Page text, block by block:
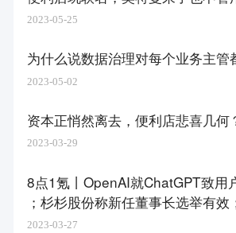
2023-05-25
为什么说数据治理对每个业务主管
2023-05-02
资本正悄然离去，便利店悲喜几何
2023-03-29
8点1氪丨​OpenAI就ChatGPT致用
；杉杉股份称新任董事长选举有
款旗舰电动车即将开始生产
2023-03-27